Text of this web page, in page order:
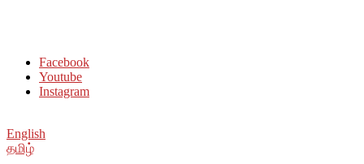
Facebook
Youtube
Instagram
English
தமிழ்